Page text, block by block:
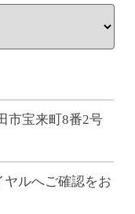
市宝来町8番2号
ヤルへご確認をお